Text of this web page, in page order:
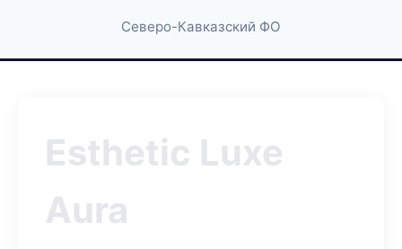
Северо-Кавказский ФО
Esthetic Luxe
Aura